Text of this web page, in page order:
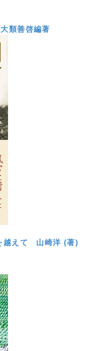
大類善啓編著
えて 山崎洋 (著)